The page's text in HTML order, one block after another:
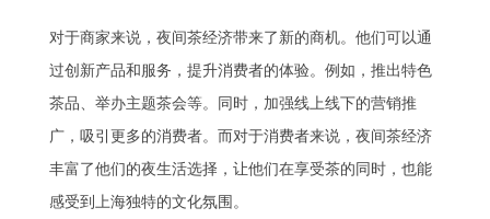
对于商家来说，夜间茶经济带来了新的商机。他们可以通
过创新产品和服务，提升消费者的体验。例如，推出特色
茶品、举办主题茶会等。同时，加强线上线下的营销推
广，吸引更多的消费者。而对于消费者来说，夜间茶经济
丰富了他们的夜生活选择，让他们在享受茶的同时，也能
感受到上海独特的文化氛围。